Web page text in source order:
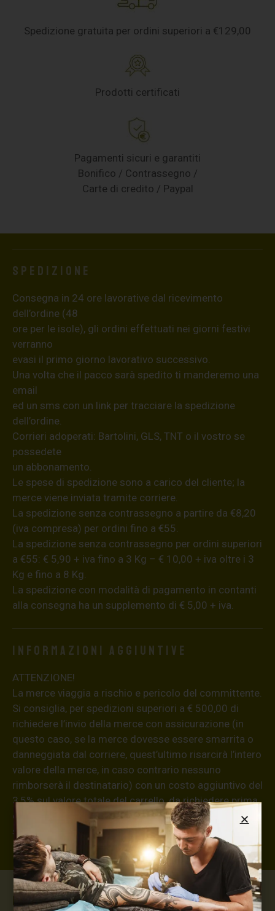
Spedizione gratuita per ordini superiori a €129,00
Prodotti certificati
Pagamenti sicuri e garantiti
Bonifico / Contrassegno /
Carte di credito / Paypal
Spedizione
Consegna in 24 ore lavorative dal ricevimento
dell’ordine (48
ore per le isole), gli ordini effettuati nei giorni festivi
verranno
evasi il primo giorno lavorativo successivo.
Una volta che il pacco sarà spedito ti manderemo una
email
ed un sms con un link per tracciare la spedizione
dell’ordine.
Corrieri adoperati: Bartolini, GLS, TNT o il vostro se
possedete
un abbonamento.
Le spese di spedizione sono a carico del cliente; la
merce viene inviata tramite corriere.
La spedizione senza contrassegno a partire da €8,20
(iva compresa) per ordini fino a €55.
La spedizione senza contrassegno per ordini superiori
a €55: € 5,90 + iva fino a 3 Kg – € 10,00 + iva oltre i 3
Kg e fino a 8 Kg.
La spedizione con modalità di pagamento in contanti
alla consegna ha un supplemento di € 5,00 + iva.
Informazioni aggiuntive
ATTENZIONE!
La merce viaggia a rischio e pericolo del committente.
Si consiglia, per spedizioni superiori a € 500,00 di
richiedere l’invio della merce con assicurazione (in
questo caso, se la merce dovesse essere smarrita o
danneggiata dal corriere, quest’ultimo risarcirà l’intero
valore della merce, in caso contrario nessuno
rimborserà il destinatario) con un costo aggiuntivo del
3,5% sul valore totale del carrello, da richiedere prima
di concludere il pagamento al seguente indirizzo:
shop@maxsignorello.it.
Max Signorello Tattoo